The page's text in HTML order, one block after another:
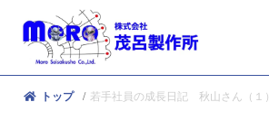
トップ 若手社員の成長日記 秋山さん（１）